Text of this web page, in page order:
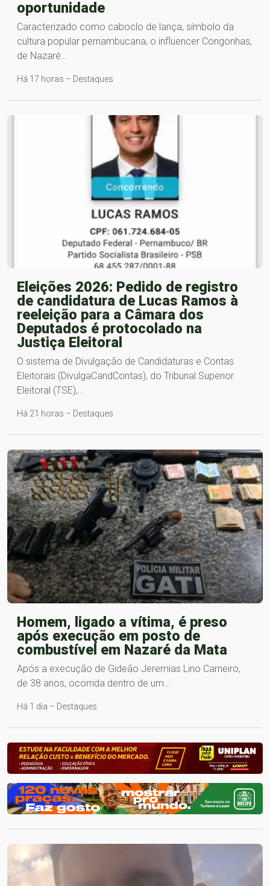
oportunidade
Caracterizado como caboclo de lança, símbolo da
cultura popular pernambucana, o influencer Congonhas,
de Nazaré…
Há 17 horas – Destaques
Eleições 2026: Pedido de registro
de candidatura de Lucas Ramos à
reeleição para a Câmara dos
Deputados é protocolado na
Justiça Eleitoral
O sistema de Divulgação de Candidaturas e Contas
Eleitorais (DivulgaCandContas), do Tribunal Superior
Eleitoral (TSE),…
Há 21 horas – Destaques
Homem, ligado a vítima, é preso
após execução em posto de
combustível em Nazaré da Mata
Após a execução de Gideão Jeremias Lino Carneiro,
de 38 anos, ocorrida dentro de um…
Há 1 dia – Destaques